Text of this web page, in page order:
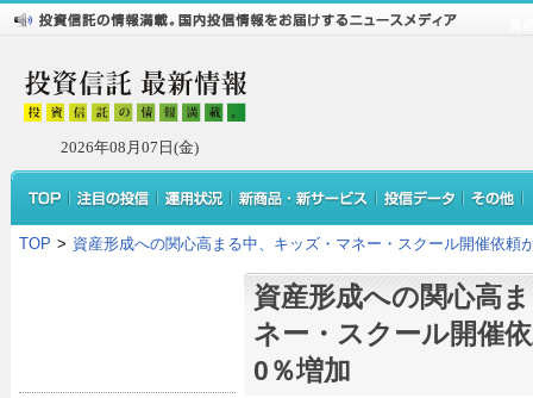
2026年08月07日(金)
TOP > 資産形成への関心高まる中、キッズ・マネー・スクール開催依頼
資産形成への関心高
ネー・スクール開催
0％増加